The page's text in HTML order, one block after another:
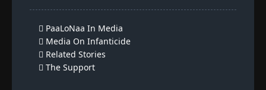
PaaLoNaa In Media
Media On Infanticide
Related Stories
The Support